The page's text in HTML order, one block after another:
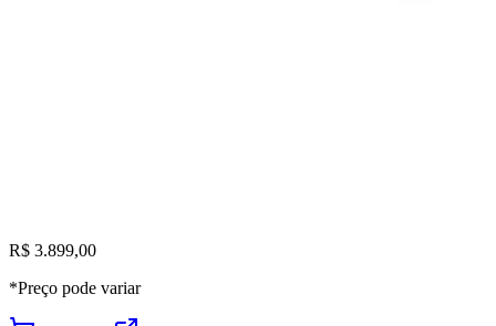
R$ 3.899,00
*Preço pode variar